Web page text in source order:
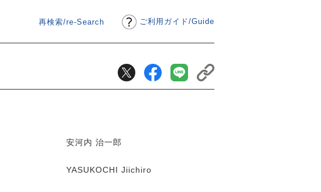
ご利用ガイド/Guide
再検索/re-Search
安河内 治一郎
YASUKOCHI Jiichiro